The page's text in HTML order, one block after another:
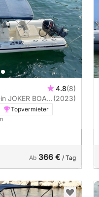
4.8(8)
(2023)
Topvermieter
Ab 366 € / Tag